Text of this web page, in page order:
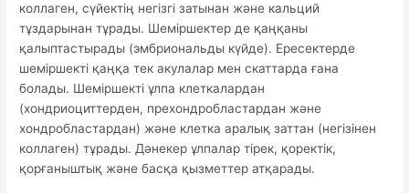
коллаген, сүйектің негізгі затынан және кальций
тұздарынан тұрады. Шеміршектер де қаңқаны
қалыптастырады (эмбриональды күйде). Ересектерде
шеміршекті қаңқа тек акулалар мен скаттарда ғана
болады. Шеміршекті ұлпа клеткалардан
(хондриоциттерден, прехондробластардан және
хондробластардан) және клетка аралық заттан (негізінен
коллаген) тұрады. Дәнекер ұлпалар тірек, қоректік,
қорғаныштық және басқа қызметтер атқарады.